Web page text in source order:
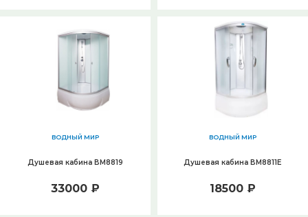
ВОДНЫЙ МИР
Душевая кабина ВМ8819
33000 ₽
ВОДНЫЙ МИР
Душевая кабина ВМ8811E
18500 ₽